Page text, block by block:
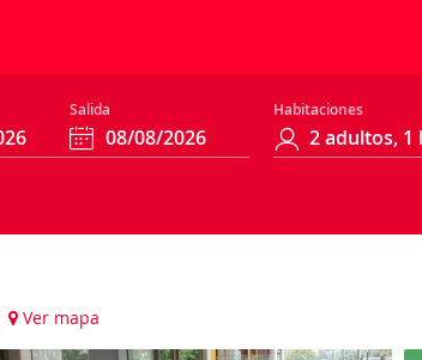
Salida Habitaciones
Ver mapa